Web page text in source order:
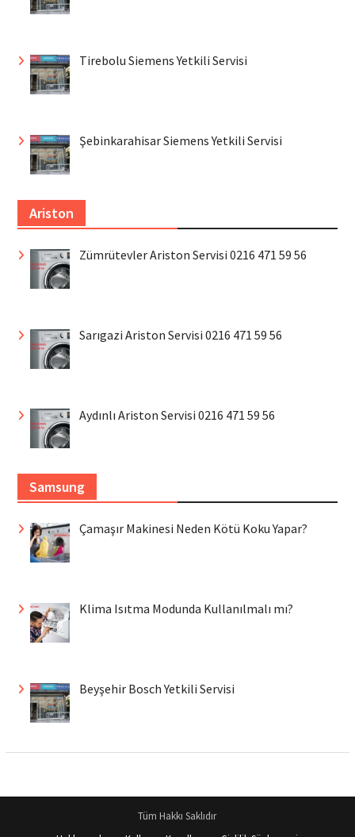
Tirebolu Siemens Yetkili Servisi
Şebinkarahisar Siemens Yetkili Servisi
Ariston
Zümrütevler Ariston Servisi 0216 471 59 56
Sarıgazi Ariston Servisi 0216 471 59 56
Aydınlı Ariston Servisi 0216 471 59 56
Samsung
Çamaşır Makinesi Neden Kötü Koku Yapar?
Klima Isıtma Modunda Kullanılmalı mı?
Beyşehir Bosch Yetkili Servisi
Tüm Hakkı Saklıdır